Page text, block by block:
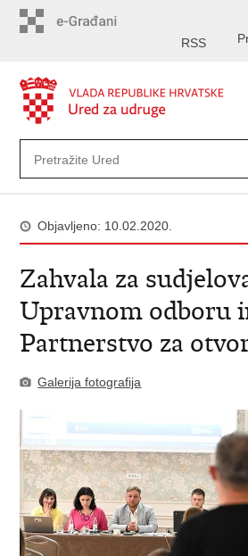
RSS
Objavljeno: 10.02.2020.
Zahvala za
Upravnom odboru
Partnerstvo za
Galerija fotografija